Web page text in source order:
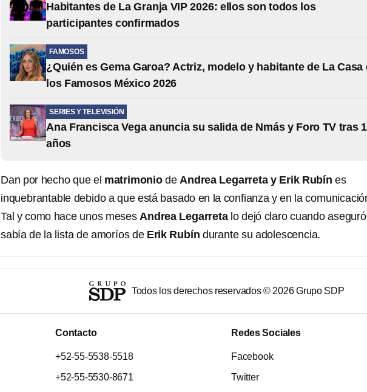
Habitantes de La Granja VIP 2026: ellos son todos los
participantes confirmados
FAMOSOS
¿Quién es Gema Garoa? Actriz, modelo y habitante de La Casa
los Famosos México 2026
SERIES Y TELEVISIÓN
Ana Francisca Vega anuncia su salida de Nmás y Foro TV tras
años
Dan por hecho que el matrimoniodeAndrea Legarreta y Erik Rubín es
inquebrantable debido a que está basado en la confianza y en la
Tal y como hace unos mesesAndrea Legarretalo dejó claro cuando
sabía de la lista de amoríos de Erik Rubín durante su adolescencia.
Todos los derechos reservados © 2026Grupo SDP
Contacto
+52-55-5538-5518
+52-55-5530-8671
Redes Sociales
Facebook
Twitter